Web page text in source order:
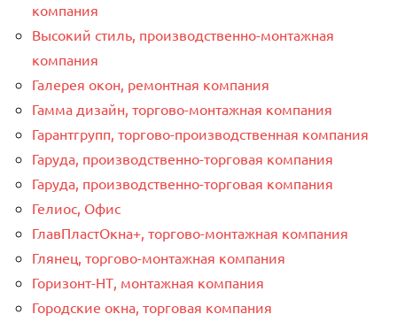
компания
Высокий стиль, производственно-монтажная
компания
Галерея окон, ремонтная компания
Гамма дизайн, торгово-монтажная компания
Гарантгрупп, торгово-производственная компания
Гаруда, производственно-торговая компания
Гаруда, производственно-торговая компания
Гелиос, Офис
ГлавПластОкна+, торгово-монтажная компания
Глянец, торгово-монтажная компания
Горизонт-НТ, монтажная компания
Городские окна, торговая компания